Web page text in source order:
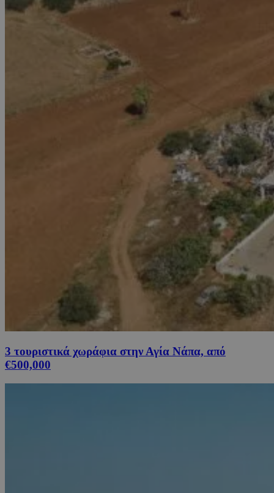
3 τουριστικά χωράφια στην Αγία Νάπα, από
€500,000